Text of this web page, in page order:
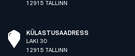
12915 TALLINN
KÜLASTUSAADRESS
LAKI 30
12915 TALLINN